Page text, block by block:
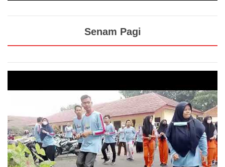
Senam Pagi